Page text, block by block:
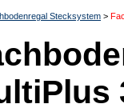
nicht
Stecksystem >